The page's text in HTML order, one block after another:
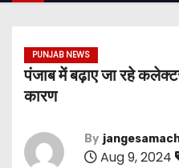
PUNJAB NEWS
पंजाब में बढ़ाए जा रहे
कारण
By
Aug 9, 2024